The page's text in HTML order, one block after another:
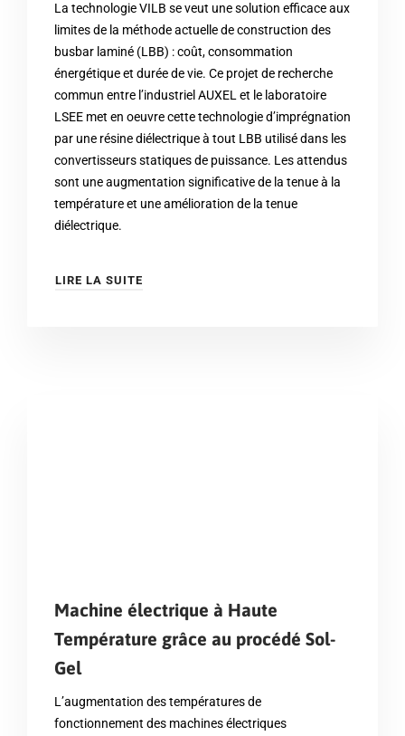
La technologie VILB se veut une solution efficace aux
limites de la méthode actuelle de construction des
busbar laminé (LBB) : coût, consommation
énergétique et durée de vie. Ce projet de recherche
commun entre l’industriel AUXEL et le laboratoire
LSEE met en oeuvre cette technologie d’imprégnation
par une résine diélectrique à tout LBB utilisé dans les
convertisseurs statiques de puissance. Les attendus
sont une augmentation significative de la tenue à la
température et une amélioration de la tenue
diélectrique.
LIRE LA SUITE
Machine électrique à Haute
Température grâce au procédé Sol-
Gel
L’augmentation des températures de
fonctionnement des machines électriques